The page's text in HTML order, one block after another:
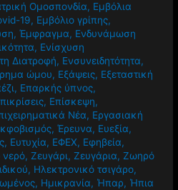
Ομοσπονδία, Εμβόλια
19, Εμβόλιο γρίπης,
,Έμφραγμα, Ενδυνάμωση
, Ενίσχυση
Διατροφή, Ενσυνειδητότητα,
ώμου, Εξάψεις, Εξεταστική
, Επαρκής ύπνος,
, Επίσκεψη,
Νέα, Εργασιακή
,Έρευνα, Ευεξία,
, Ευτυχία, ΕΦΕΧ, Εφηβεία,
νερό,Ζευγάρι,Ζευγάρια,Ζωηρό
, Ηλεκτρονικό τσιγάρο,
, Ημικρανία, Ήπαρ, Ήπια